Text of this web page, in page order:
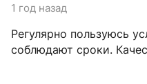
1 год назад
Регулярно пользуюсь
соблюдают сроки.